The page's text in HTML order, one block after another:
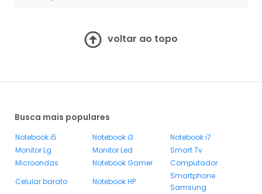
voltar ao topo
Busca mais populares
Notebook i5 Notebook i3
Notebook i7
Monitor Lg
Monitor Led
Smart Tv
Microondas
Notebook Gamer
Computador
Celular barato
Notebook HP
Smartphone
Samsung